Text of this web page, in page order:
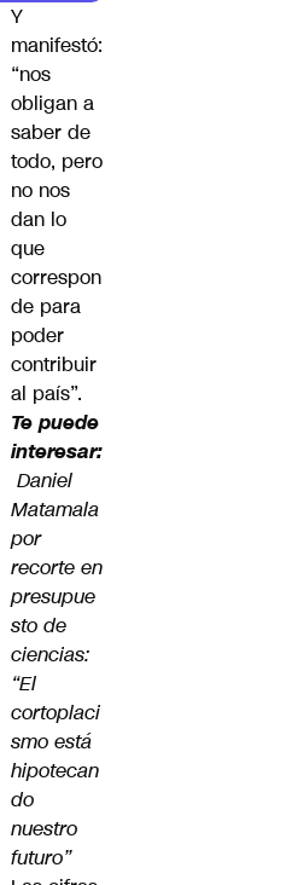
Y
manifestó:
“nos
obligan a
saber de
todo, pero
no nos
dan lo
que
correspon
de para
poder
contribuir
al país”.
Te puede
interesar:
Daniel
Matamala
por
recorte en
presupue
sto de
ciencias:
“El
cortoplaci
smo está
hipotecan
do
nuestro
futuro”